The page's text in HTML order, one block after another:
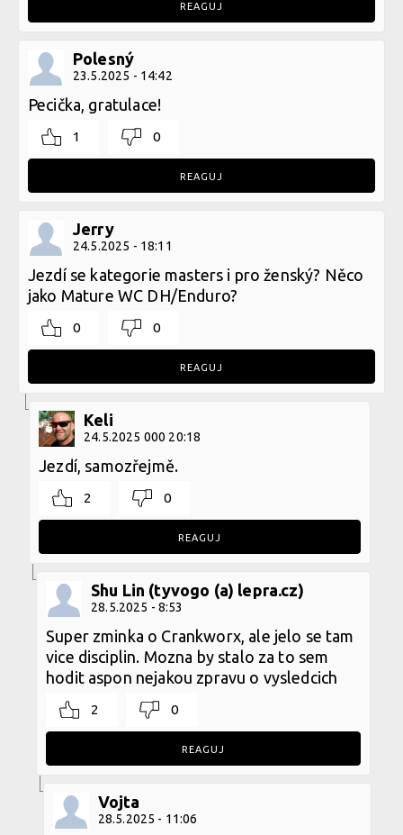
REAGUJ
Polesný
23.5.2025 - 14:42
Pecička, gratulace!
1 0
REAGUJ
Jerry
24.5.2025 - 18:11
Jezdí se kategorie masters i pro ženský? Něco
jako Mature WC DH/Enduro?
0 0
REAGUJ
Keli
24.5.2025 000 20:18
Jezdí, samozřejmě.
2 0
REAGUJ
Shu Lin (tyvogo (a) lepra.cz)
28.5.2025 - 8:53
Super zminka o Crankworx, ale jelo se tam
vice disciplin. Mozna by stalo za to sem
hodit aspon nejakou zpravu o vysledcich
2 0
REAGUJ
Vojta
28.5.2025 - 11:06